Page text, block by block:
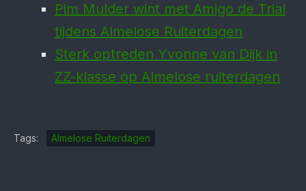
Pim Mulder wint met Amigo de Trial
tijdens Almelose Ruiterdagen
Sterk optreden Yvonne van Dijk in
ZZ-klasse op Almelose ruiterdagen
Tags: Almelose Ruiterdagen